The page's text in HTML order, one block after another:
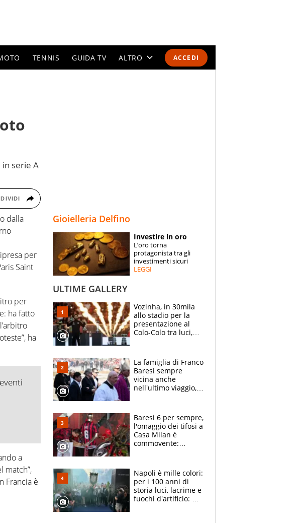
ACCEDI
TENNIS GUIDA TV ALTRO
SPECIALI
ESPERTI
serie A
dalla
per
Saint
per
ha fatto
ha
a
match”,
Francia è
Gioielleria Delfino
Investire in oro
L’oro torna
protagonista tra gli
investimenti sicuri
LEGGI
ULTIME GALLERY
Vozinha, in 30mila
allo stadio per la
presentazione al
Colo-Colo tra luci,
La famiglia di Franco
Baresi sempre
vicina anche
nell'ultimo viaggio,
circondati
dall'affetto dei tifosi
Baresi 6 per sempre,
l'omaggio dei tifosi a
Casa Milan è
commovente:
bigliettini
Napoli è mille colori:
per i 100 anni di
storia luci, lacrime e
fuochi d'artificio: De